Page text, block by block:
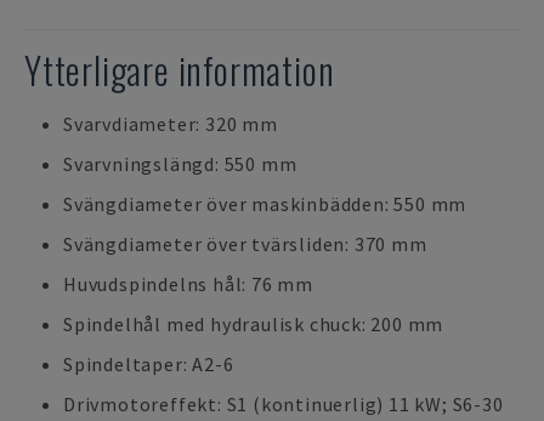
Ytterligare information
Svarvdiameter: 320 mm
Svarvningslängd: 550 mm
Svängdiameter över maskinbädden: 550 mm
Svängdiameter över tvärsliden: 370 mm
Huvudspindelns hål: 76 mm
Spindelhål med hydraulisk chuck: 200 mm
Spindeltaper: A2-6
Drivmotoreffekt: S1 (kontinuerlig) 11 kW; S6-30